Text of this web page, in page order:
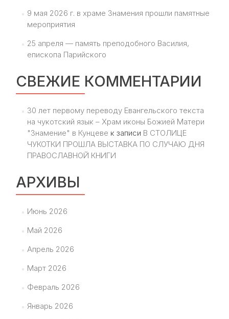
9 мая 2026 г. в храме Знамения прошли памятные
мероприятия
25 апреля — память преподобного Василия,
епископа Парийского
СВЕЖИЕ КОММЕНТАРИИ
30 лет первому переводу Евангельского текста
на чукотский язык – Храм иконы Божией Матери
"Знамение" в Кунцеве к записи В СТОЛИЦЕ
ЧУКОТКИ ПРОШЛА ВЫСТАВКА ПО СЛУЧАЮ ДНЯ
ПРАВОСЛАВНОЙ КНИГИ
АРХИВЫ
Июнь 2026
Май 2026
Апрель 2026
Март 2026
Февраль 2026
Январь 2026